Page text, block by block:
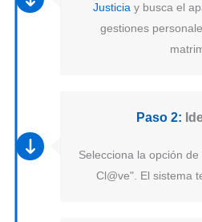
Justicia y busca el
gestiones
Paso 2:
Selecciona la opción
Cl@ve". El sistema